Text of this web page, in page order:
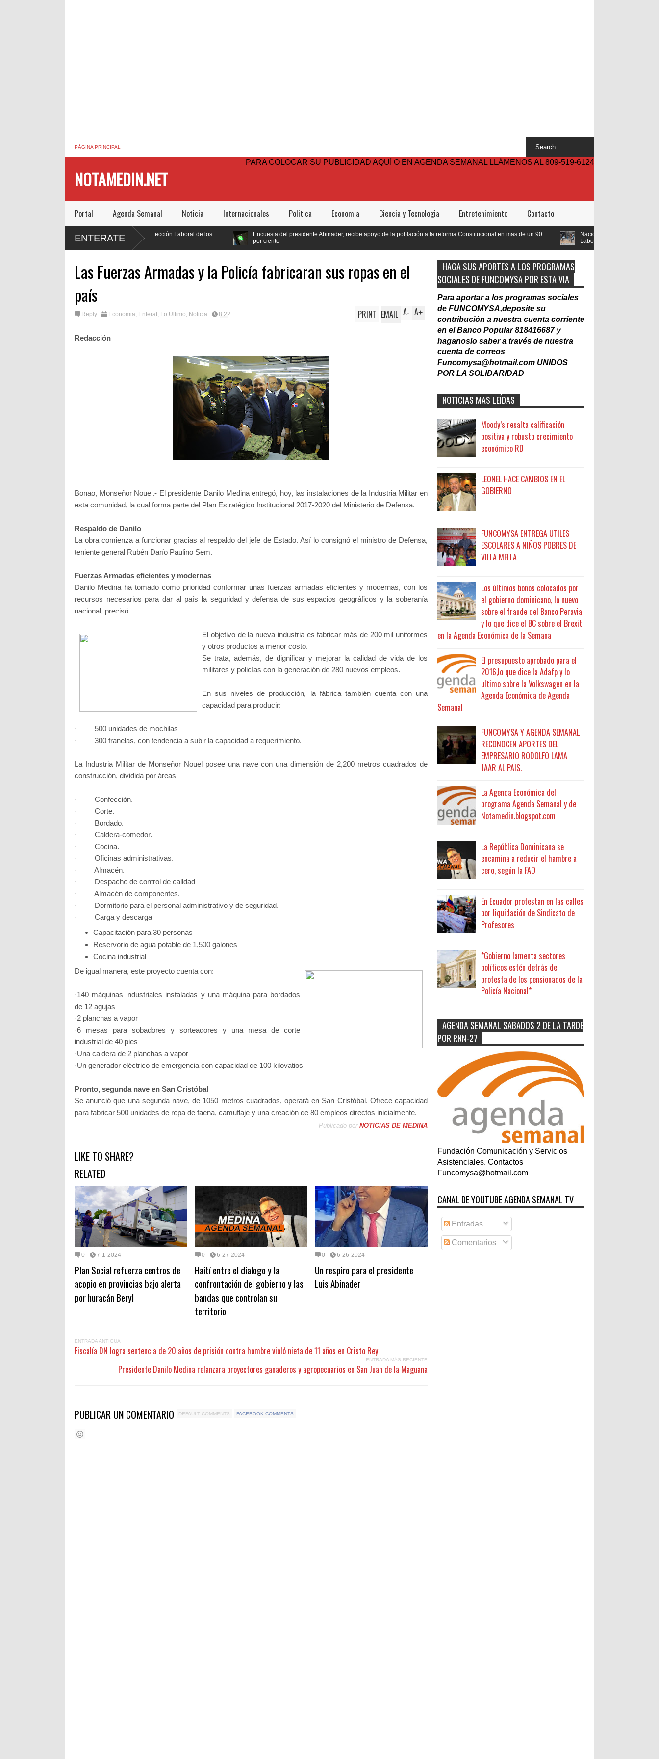
PÁGINA PRINCIPAL
NOTAMEDIN.NET
PARA COLOCAR SU PUBLICIDAD AQUÍ O EN AGENDA SEMANAL LLÁMENOS AL 809-519-6124
Portal Agenda Semanal Noticia Internacionales Politica Economia Ciencia y Tecnologia Entretenimiento Contacto
ENTERATE
justicia al promulgar Ley de Protección Laboral de los
Encuesta del presidente Abinader, recibe apoyo de la población a la reforma Constitucional en mas de un 90
Nacionalización del Trabajo, un Muro
Las Fuerzas Armadas y la Policía fabricaran sus ropas en el
país
Reply Economia, Enterat, Lo Ultimo, Noticia 8:22 A+
A-
PRINT EMAIL
Redacción
Bonao, Monseñor Nouel.- El presidente Danilo Medina entregó, hoy, las instalaciones de la Industria Militar en
esta comunidad, la cual forma parte del Plan Estratégico Institucional 2017-2020 del Ministerio de Defensa.
Respaldo de Danilo
La obra comienza a funcionar gracias al respaldo del jefe de Estado. Así lo consignó el ministro de Defensa,
teniente general Rubén Darío Paulino Sem.
Fuerzas Armadas eficientes y modernas
Danilo Medina ha tomado como prioridad conformar unas fuerzas armadas eficientes y modernas, con los
recursos necesarios para dar al país la seguridad y defensa de sus espacios geográficos y la soberanía
nacional, precisó.
El objetivo de la nueva industria es fabricar más de 200 mil uniformes
y otros productos a menor costo.
Se trata, además, de dignificar y mejorar la calidad de vida de los
militares y policías con la generación de 280 nuevos empleos.
En sus niveles de producción, la fábrica también cuenta con una
capacidad para producir:
· 500 unidades de mochilas
· 300 franelas, con tendencia a subir la capacidad a requerimiento.
La Industria Militar de Monseñor Nouel posee una nave con una dimensión de 2,200 metros cuadrados de
construcción, dividida por áreas:
· Confección.
· Corte.
· Bordado.
· Caldera-comedor.
· Cocina.
· Oficinas administrativas.
· Almacén.
· Despacho de control de calidad
· Almacén de componentes.
· Dormitorio para el personal administrativo y de seguridad.
· Carga y descarga
Capacitación para 30 personas
Reservorio de agua potable de 1,500 galones
Cocina industrial
De igual manera, este proyecto cuenta con:
·140 máquinas industriales instaladas y una máquina para bordados
de 12 agujas
·2 planchas a vapor
·6 mesas para sobadores y sorteadores y una mesa de corte
industrial de 40 pies
·Una caldera de 2 planchas a vapor
·Un generador eléctrico de emergencia con capacidad de 100 kilovatios
Pronto, segunda nave en San Cristóbal
Se anunció que una segunda nave, de 1050 metros cuadrados, operará en San Cristóbal. Ofrece capacidad
para fabricar 500 unidades de ropa de faena, camuflaje y una creación de 80 empleos directos inicialmente.
Publicado por NOTICIAS DE MEDINA
LIKE TO SHARE?
RELATED
0 7-1-2024
Plan Social refuerza centros de
acopio en provincias bajo alerta
por huracán Beryl
0 6-27-2024
Haití entre el dialogo y la
confrontación del gobierno y las
bandas que controlan su
territorio
0 6-26-2024
Un respiro para el presidente
Luis Abinader
ENTRADA ANTIGUA
Fiscalía DN logra sentencia de 20 años de prisión contra hombre violó nieta de 11 años en Cristo Rey
ENTRADA MÁS RECIENTE
Presidente Danilo Medina relanzara proyectores ganaderos y agropecuarios en San Juan de la Maguana
PUBLICAR UN COMENTARIO DEFAULT COMMENTS FACEBOOK COMMENTS
HAGA SUS APORTES A LOS PROGRAMAS
SOCIALES DE FUNCOMYSA POR ESTA VIA
Para aportar a los programas sociales
de FUNCOMYSA,deposite su
contribución a nuestra cuenta corriente
en el Banco Popular 818416687 y
haganoslo saber a través de nuestra
cuenta de correos
Funcomysa@hotmail.com UNIDOS
POR LA SOLIDARIDAD
NOTICIAS MAS LEÍDAS
Moody’s resalta calificación
positiva y robusto crecimiento
económico RD
LEONEL HACE CAMBIOS EN EL
GOBIERNO
FUNCOMYSA ENTREGA UTILES
ESCOLARES A NIÑOS POBRES DE
VILLA MELLA
Los últimos bonos colocados por
el gobierno dominicano, lo nuevo
sobre el fraude del Banco Peravia
y lo que dice el BC sobre el Brexit,
en la Agenda Económica de la Semana
El presupuesto aprobado para el
2016,lo que dice la Adafp y lo
ultimo sobre la Volkswagen en la
Agenda Económica de Agenda
Semanal
FUNCOMYSA Y AGENDA SEMANAL
RECONOCEN APORTES DEL
EMPRESARIO RODOLFO LAMA
JAAR AL PAIS.
La Agenda Económica del
programa Agenda Semanal y de
Notamedin.blogspot.com
La República Dominicana se
encamina a reducir el hambre a
cero, según la FAO
En Ecuador protestan en las calles
por liquidación de Sindicato de
Profesores
*Gobierno lamenta sectores
políticos estén detrás de
protesta de los pensionados de la
Policía Nacional*
AGENDA SEMANAL SABADOS 2 DE LA TARDE
POR RNN-27
Fundación Comunicación y Servicios
Asistenciales. Contactos
Funcomysa@hotmail.com
CANAL DE YOUTUBE AGENDA SEMANAL TV
Entradas
Comentarios